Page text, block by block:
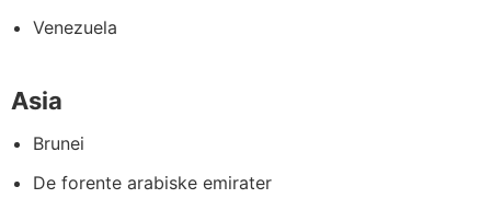
Venezuela
Asia
Brunei
De forente arabiske emirater